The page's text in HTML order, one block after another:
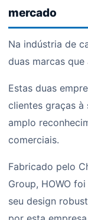
mercado
Na indústria de
duas marcas
Estas duas
clientes graças à
amplo
comerciais.
Fabricado pelo
Group, HOWO
seu design